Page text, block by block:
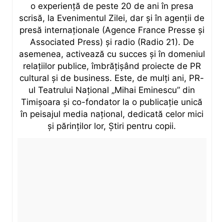
o experiență de peste 20 de ani în presa
scrisă, la Evenimentul Zilei, dar și în agenții de
presă internaționale (Agence France Presse și
Associated Press) și radio (Radio 21). De
asemenea, activează cu succes și în domeniul
relațiilor publice, îmbrățișând proiecte de PR
cultural și de business. Este, de mulți ani, PR-
ul Teatrului Național „Mihai Eminescu” din
Timișoara și co-fondator la o publicație unică
în peisajul media național, dedicată celor mici
și părinților lor, Știri pentru copii.